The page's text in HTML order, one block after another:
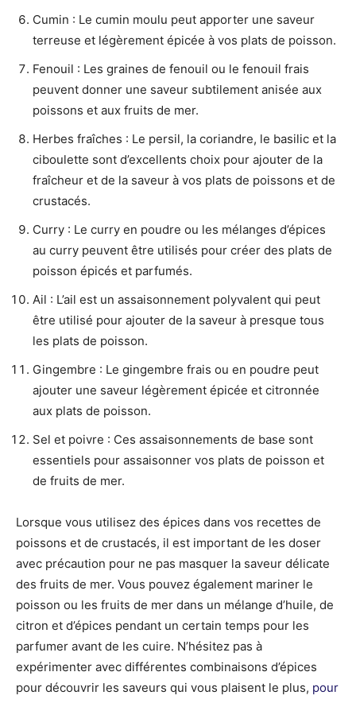
Cumin : Le cumin moulu peut apporter une saveur
terreuse et légèrement épicée à vos plats de poisson.
Fenouil : Les graines de fenouil ou le fenouil frais
peuvent donner une saveur subtilement anisée aux
poissons et aux fruits de mer.
Herbes fraîches : Le persil, la coriandre, le basilic et la
ciboulette sont d’excellents choix pour ajouter de la
fraîcheur et de la saveur à vos plats de poissons et de
crustacés.
Curry : Le curry en poudre ou les mélanges d’épices
au curry peuvent être utilisés pour créer des plats de
poisson épicés et parfumés.
Ail : L’ail est un assaisonnement polyvalent qui peut
être utilisé pour ajouter de la saveur à presque tous
les plats de poisson.
Gingembre : Le gingembre frais ou en poudre peut
ajouter une saveur légèrement épicée et citronnée
aux plats de poisson.
Sel et poivre : Ces assaisonnements de base sont
essentiels pour assaisonner vos plats de poisson et
de fruits de mer.
Lorsque vous utilisez des épices dans vos recettes de
poissons et de crustacés, il est important de les doser
avec précaution pour ne pas masquer la saveur délicate
des fruits de mer. Vous pouvez également mariner le
poisson ou les fruits de mer dans un mélange d’huile, de
citron et d’épices pendant un certain temps pour les
parfumer avant de les cuire. N’hésitez pas à
expérimenter avec différentes combinaisons d’épices
pour découvrir les saveurs qui vous plaisent le plus, pour